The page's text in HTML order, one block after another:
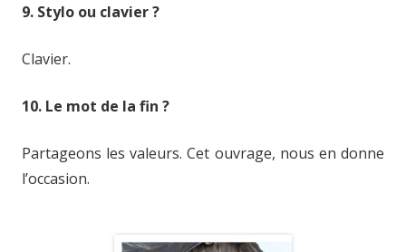
9. Stylo ou clavier ?
Clavier.
10. Le mot de la fin ?
Partageons les valeurs. Cet ouvrage, nous en donne
l’occasion.